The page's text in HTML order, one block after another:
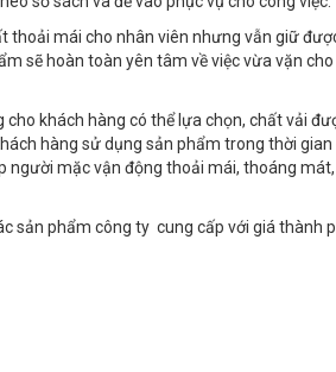
thoải mái cho nhân viên nhưng vẫn giữ
sẽ hoàn toàn yên tâm về việc vừa vặn
khách hàng có thể lựa chọn, chất vải
hàng sử dụng sản phẩm trong thời gian
người mặc vận động thoải mái, thoáng
sản phẩm công ty cung cấp với giá thành